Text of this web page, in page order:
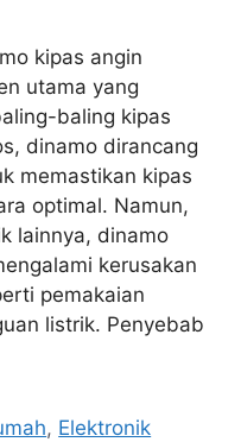
kipas angin
utama yang
baling kipas
dinamo dirancang
memastikan kipas
optimal. Namun,
lainnya, dinamo
kerusakan
pemakaian
listrik. Penyebab
, Elektronik